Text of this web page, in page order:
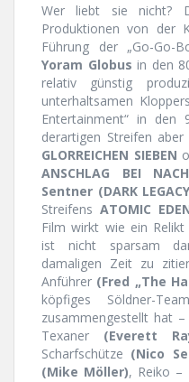
Wer liebt sie nicht?
Produktionen von der
Führung der „Go-Go-
Yoram Globus in den
relativ günstig
unterhaltsamen
Entertainment“ in den
derartigen Streifen
GLORREICHEN SIEBEN
ANSCHLAG BEI
Sentner (DARK
Streifens ATOMIC
Film wirkt wie ein
ist nicht sparsam
damaligen Zeit zu
Anführer (Fred „The
köpfiges Söldner-
zusammengestellt hat
Texaner (Everett
Scharfschütze (Nico
(Mike Möller), Reiko –